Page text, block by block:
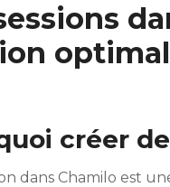
créer
dans Chamilo est